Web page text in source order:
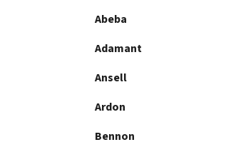
Abeba
Adamant
Ansell
Ardon
Bennon